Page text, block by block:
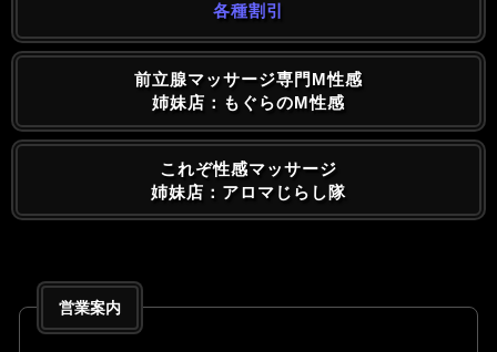
各種割引
前立腺マッサージ専門M性感
姉妹店：もぐらのM性感
これぞ性感マッサージ
姉妹店：アロマじらし隊
営業案内